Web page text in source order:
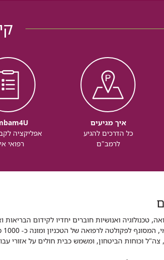
איך מגיעים
כל הדרכים להגיע
לרמב"ם
אפליקציה
רפואי
טכנולוגיה ואנושיות חוברים יחדיו לקידום הבריאות